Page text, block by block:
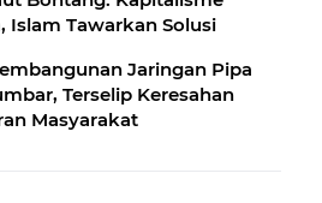
Islam Tawarkan Solusi
Jaringan Pipa
Terselip Keresahan
Masyarakat